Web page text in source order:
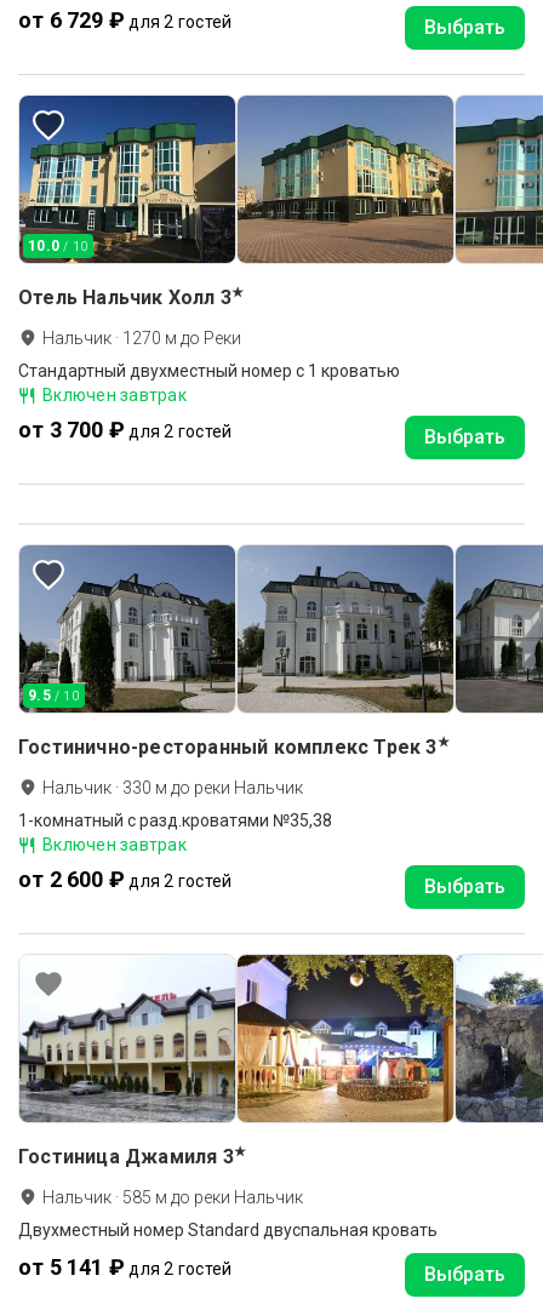
от 6 729 ₽ для 2 гостей Выбрать
10.0 / 10
Отель Нальчик Холл 3★
Нальчик · 1270 м до Реки
Стандартный двухместный номер с 1 кроватью
Включен завтрак
от 3 700 ₽ для 2 гостей Выбрать
9.5 / 10
Гостинично-ресторанный комплекс Трек 3★
Нальчик · 330 м до реки Нальчик
1-комнатный с разд.кроватями №35,38
Включен завтрак
от 2 600 ₽ для 2 гостей Выбрать
Гостиница Джамиля 3★
Нальчик · 585 м до реки Нальчик
Двухместный номер Standard двуспальная кровать
от 5 141 ₽ для 2 гостей Выбрать